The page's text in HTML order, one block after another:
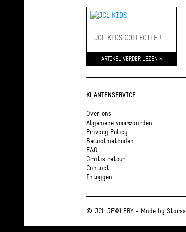
JCL KIDS COLLECTIE !
ARTIKEL VERDER LEZEN »
KLANTENSERVICE
Over ons
Algemene voorwaarden
Privacy Policy
Betaalmethoden
FAQ
Gratis retour
Contact
Inloggen
© JCL JEWLERY - Made by Starss